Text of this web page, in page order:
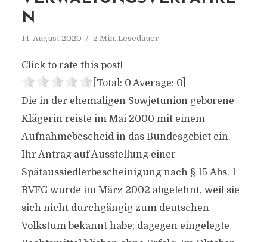
14. August 2020 2 Min. Lesedauer
Click to rate this post!
[Total: 0 Average: 0]
Die in der ehemaligen Sowjetunion geborene
Klägerin reiste im Mai 2000 mit einem
Aufnahmebescheid in das Bundesgebiet ein.
Ihr Antrag auf Ausstellung einer
Spätaussiedlerbescheinigung nach § 15 Abs. 1
BVFG wurde im März 2002 abgelehnt, weil sie
sich nicht durchgängig zum deutschen
Volkstum bekannt habe; dagegen eingelegte